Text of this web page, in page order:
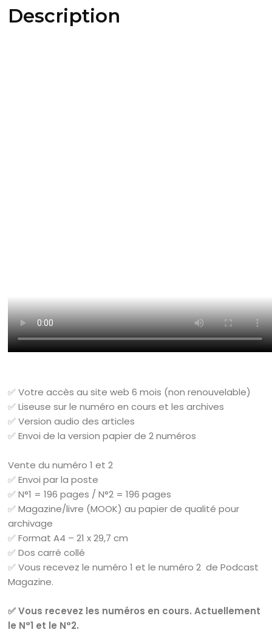
Description
✅ Votre accès au site web 6 mois (non renouvelable)
✅ Liseuse sur le numéro en cours et les archives
✅ Version audio des articles
✅ Envoi de la version papier de 2 numéros
Vente du numéro 1 et 2
✅ Envoi par la poste
✅ N°1 = 196 pages / N°2 = 196 pages
✅ Magazine/livre (MOOK) au papier de qualité pour
archivage
✅ Format A4 – 21 x 29,7 cm
✅ Dos carré collé
✅ Vous recevez le numéro 1 et le numéro 2 de Podcast
Magazine.
✅ Vous recevez les numéros en cours. Actuellement
le N°1 et le N°2.